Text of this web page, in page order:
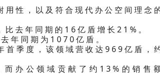
性，以及符合现代办公空间理念
去年同期的16亿盾增长21%。
年同期为1070亿盾。
首季度，该领域营收达969亿盾，
办公领域贡献了约13%的销售